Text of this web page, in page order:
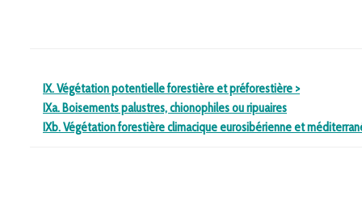
IX. Végétation potentielle forestière et préforestière >
IXa. Boisements palustres, chionophiles ou ripuaires
IXb. Végétation forestière climacique eurosibérienne et